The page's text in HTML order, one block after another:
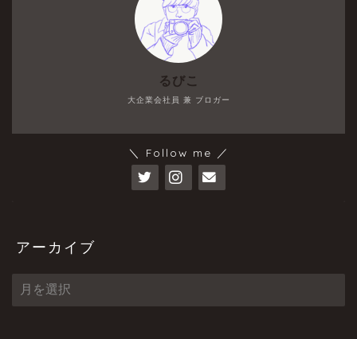
大企業会社員 兼 ブロガー
るびこ
＼ Follow me ／
アーカイブ
ー